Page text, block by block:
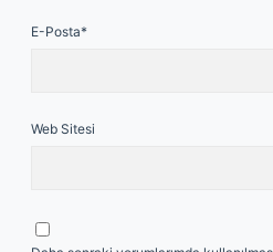
E-Posta*
Web Sitesi